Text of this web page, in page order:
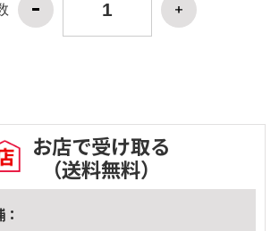
お店で受け取る
（送料無料）